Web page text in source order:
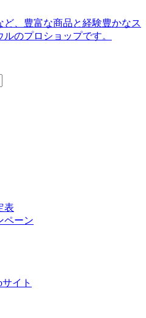
、豊富な商品と経験豊かなス
のプロショップです。
表
ペーン
イト